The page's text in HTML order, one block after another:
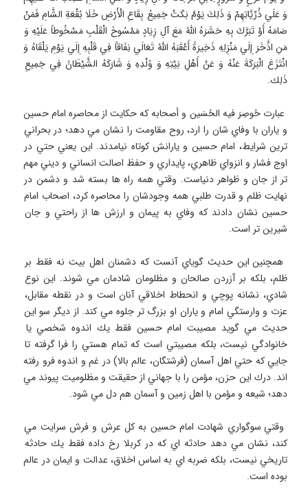
وَ عَلَي ذُرِّيَّاتِهِمْ وَ ذَلِكَ يَوْمٌ بَكَتْ جَمِيعُ بِقَاعِ الْأَرْضِ خَلَا بُقْعَةِ الشَّامِ فَمَنْ
صَامَهُ أَوْ تَبَرَّكَ بِهِ حَشَرَهُ اللَّهُ مَعَ آلِ زِيَادٍ مَمْسُوخَ الْقَلْبِ مَسْخُوطاً عَلَيْهِ وَ
مَنِ اذَّخَرَ إِلَي مَنْزِلِهِ ذَخِيرَةً أَعْقَبَهُ اللَّهُ تَعَالَي نِفَاقاً فِي قَلْبِهِ إِلَي يَوْمِ يَلْقَاهُ وَ
انْتَزَعَ الْبَرَكَةَ عَنْهُ وَ عَنْ أَهْلِ بَيْتِهِ وَ وُلْدِهِ وَ شَارَكَهُ الشَّيْطَانُ فِي جَمِيعِ
عبارت حُوصِرَ فيه الحُسَين و أصحابه كه حكايت از محاصره امام حسين
و ياران با وفاي شان را ارد، روح مقاومت را نشان مي دهد؛ در بحراني
ترين شرايط، امام حسين و يارانش كوتاه نيامدند. اين يعني حتي در
اوج فشار و انزواي ظاهري، پايداري و حفظ اصالت انساني و ديني مهم
تر از جان و ظواهر دنياست. وقتي همه راه ها بسته شد و دشمن در
نهايت ظلم و قدرت طلبي همه وجودشان را محاصره كرد، اصحاب امام
حسين نشان دادند كه وفاي به پيمان و ارزش ها از راحتي و جان
همچنين اين حديث گوياي آنست كه دشمنان اهل بيت نه فقط بر
ظلم، بلكه بر آزردن صالحان و مظلومان شادمان مي شوند. اين نوع
شادي، نشانه پوچي و انحطاط اخلاقي آنان است و در نقطه مقابل،
عزت و وارستگي امام و ياران او بزرگ تر جلوه مي كند. از ديگر سو اين
حديث مي گويد مصيبت امام حسين فقط يك اندوه شخصي يا
خانوادگي نيست، بلكه مصيبتي است كه تمام هستي را فرا گرفته تا
جايي كه حتي اهل آسمان (فرشتگان، عالم بالا) در غم و اندوه فرو رفته
اند. درك اين حزن، مؤمن را با جهاني از حقيقت و مظلوميت پيوند مي
وقتي سوگواري شهادت امام حسين به كل عرش و فرش سرايت مي
كند، نشان مي دهد حادثه اي كه در كربلا رخ داده فقط يك حادثه
تاريخي نيست، بلكه ضربه اي به اساس اخلاق، عدالت و ايمان در عالم
بوده است.